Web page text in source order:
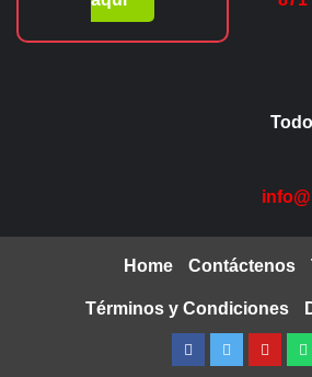
Home Contáctenos
Términos y Condiciones
Facebook
Twitter